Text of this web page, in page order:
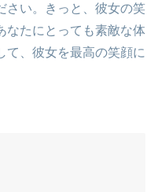
さい。きっと、彼女の笑
なたにとっても素敵な体
て、彼女を最高の笑顔に